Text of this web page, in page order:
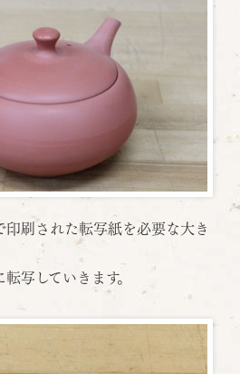
印刷された転写紙を必要な大き
写していきます。